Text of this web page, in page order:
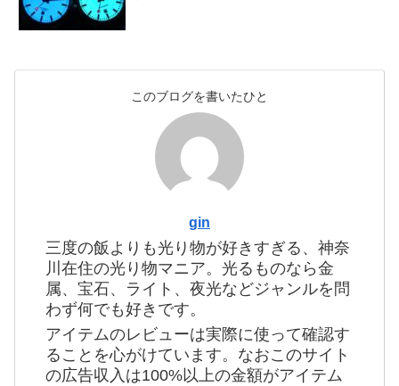
このブログを書いたひと
gin
三度の飯よりも光り物が好きすぎる、神奈
川在住の光り物マニア。光るものなら金
属、宝石、ライト、夜光などジャンルを問
わず何でも好きです。
アイテムのレビューは実際に使って確認す
ることを心がけています。なおこのサイト
の広告収入は100%以上の金額がアイテム